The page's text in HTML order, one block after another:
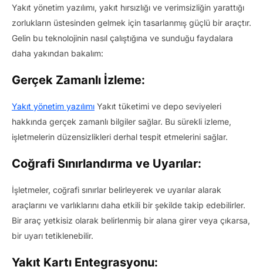
Yakıt yönetim yazılımı, yakıt hırsızlığı ve verimsizliğin yarattığı
zorlukların üstesinden gelmek için tasarlanmış güçlü bir araçtır.
Gelin bu teknolojinin nasıl çalıştığına ve sunduğu faydalara
daha yakından bakalım:
Gerçek Zamanlı İzleme:
Yakıt yönetim yazılımı Yakıt tüketimi ve depo seviyeleri
hakkında gerçek zamanlı bilgiler sağlar. Bu sürekli izleme,
işletmelerin düzensizlikleri derhal tespit etmelerini sağlar.
Coğrafi Sınırlandırma ve Uyarılar:
İşletmeler, coğrafi sınırlar belirleyerek ve uyarılar alarak
araçlarını ve varlıklarını daha etkili bir şekilde takip edebilirler.
Bir araç yetkisiz olarak belirlenmiş bir alana girer veya çıkarsa,
bir uyarı tetiklenebilir.
Yakıt Kartı Entegrasyonu: